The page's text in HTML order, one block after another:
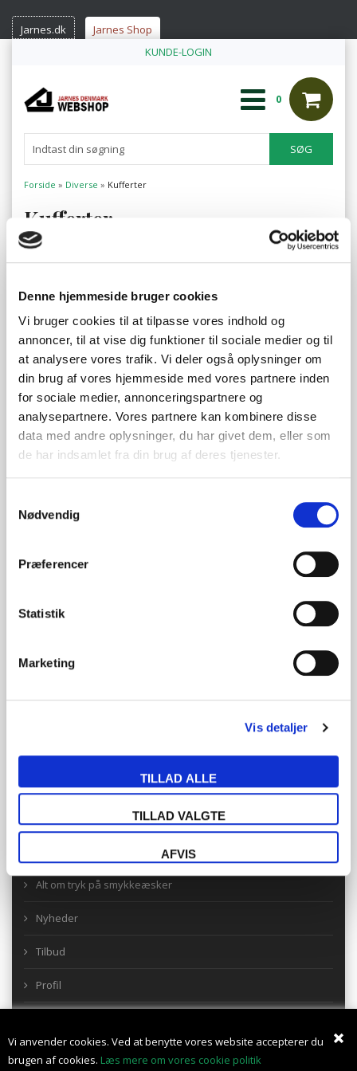
Denne hjemmeside bruger cookies
Vi bruger cookies til at tilpasse vores indhold og
annoncer, til at vise dig funktioner til sociale medier og til
at analysere vores trafik. Vi deler også oplysninger om
din brug af vores hjemmeside med vores partnere inden
for sociale medier, annonceringspartnere og
analysepartnere. Vores partnere kan kombinere disse
data med andre oplysninger, du har givet dem, eller som
de har indsamlet fra din brug af deres tjenester.
Nødvendig
Præferencer
Statistik
Marketing
Vis detaljer
TILLAD ALLE
TILLAD VALGTE
AFVIS
Vi anvender cookies. Ved at benytte vores website accepterer du
brugen af cookies. Læs mere om vores cookie politik
Jarnes.dk
Jarnes Shop
KUNDE-LOGIN
0
Forside » Diverse » Kufferter
Kufferter
10 stk. kufferter, alu
2541
805,80 DKK
CVR nr.: 50 73 76 16
+45 98 28 15 55
TILMELD NYHEDSBREV
Alt om tryk på smykkeæsker
Nyheder
Tilbud
Profil